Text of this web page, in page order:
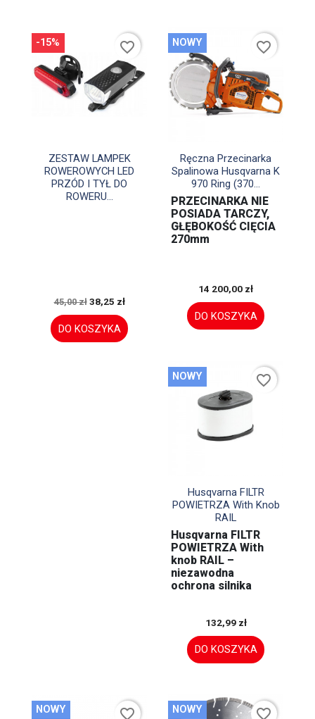
Szybki podgląd
ZESTAW LAMPEK
ROWEROWYCH LED
PRZÓD I TYŁ DO
ROWERU...
45,00 zł 38,25 zł
DO KOSZYKA
-15% favorite_border
Szybki podgląd
Ręczna Przecinarka
Spalinowa Husqvarna K
970 Ring (370...
PRZECINARKA NIE
POSIADA TARCZY,
GŁĘBOKOŚĆ CIĘCIA
270mm
14 200,00 zł
DO KOSZYKA
NOWY favorite_border
Szybki podgląd
Husqvarna FILTR
POWIETRZA With Knob
RAIL
Husqvarna FILTR
POWIETRZA With
knob RAIL –
niezawodna
ochrona silnika
132,99 zł
DO KOSZYKA
NOWY favorite_border
NOWY favorite_border NOWY favorite_border